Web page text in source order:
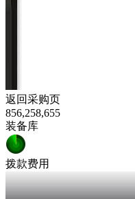
返回采购页
856,258,655
装备库
拨款费用